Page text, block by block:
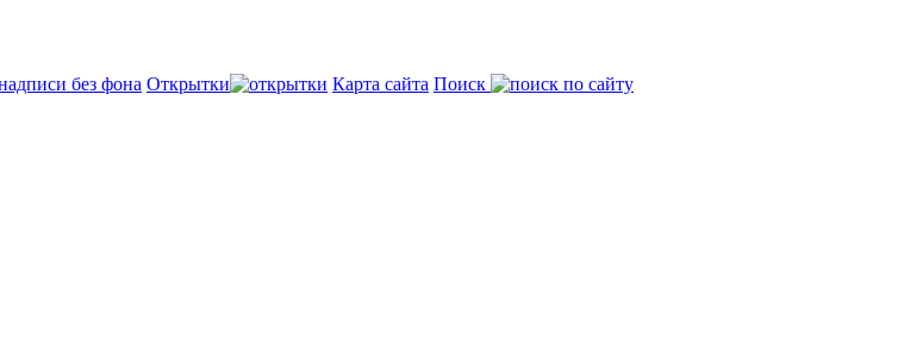
Открытки Карта сайта Поиск